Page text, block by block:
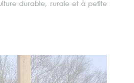
durable, rurale et à petite